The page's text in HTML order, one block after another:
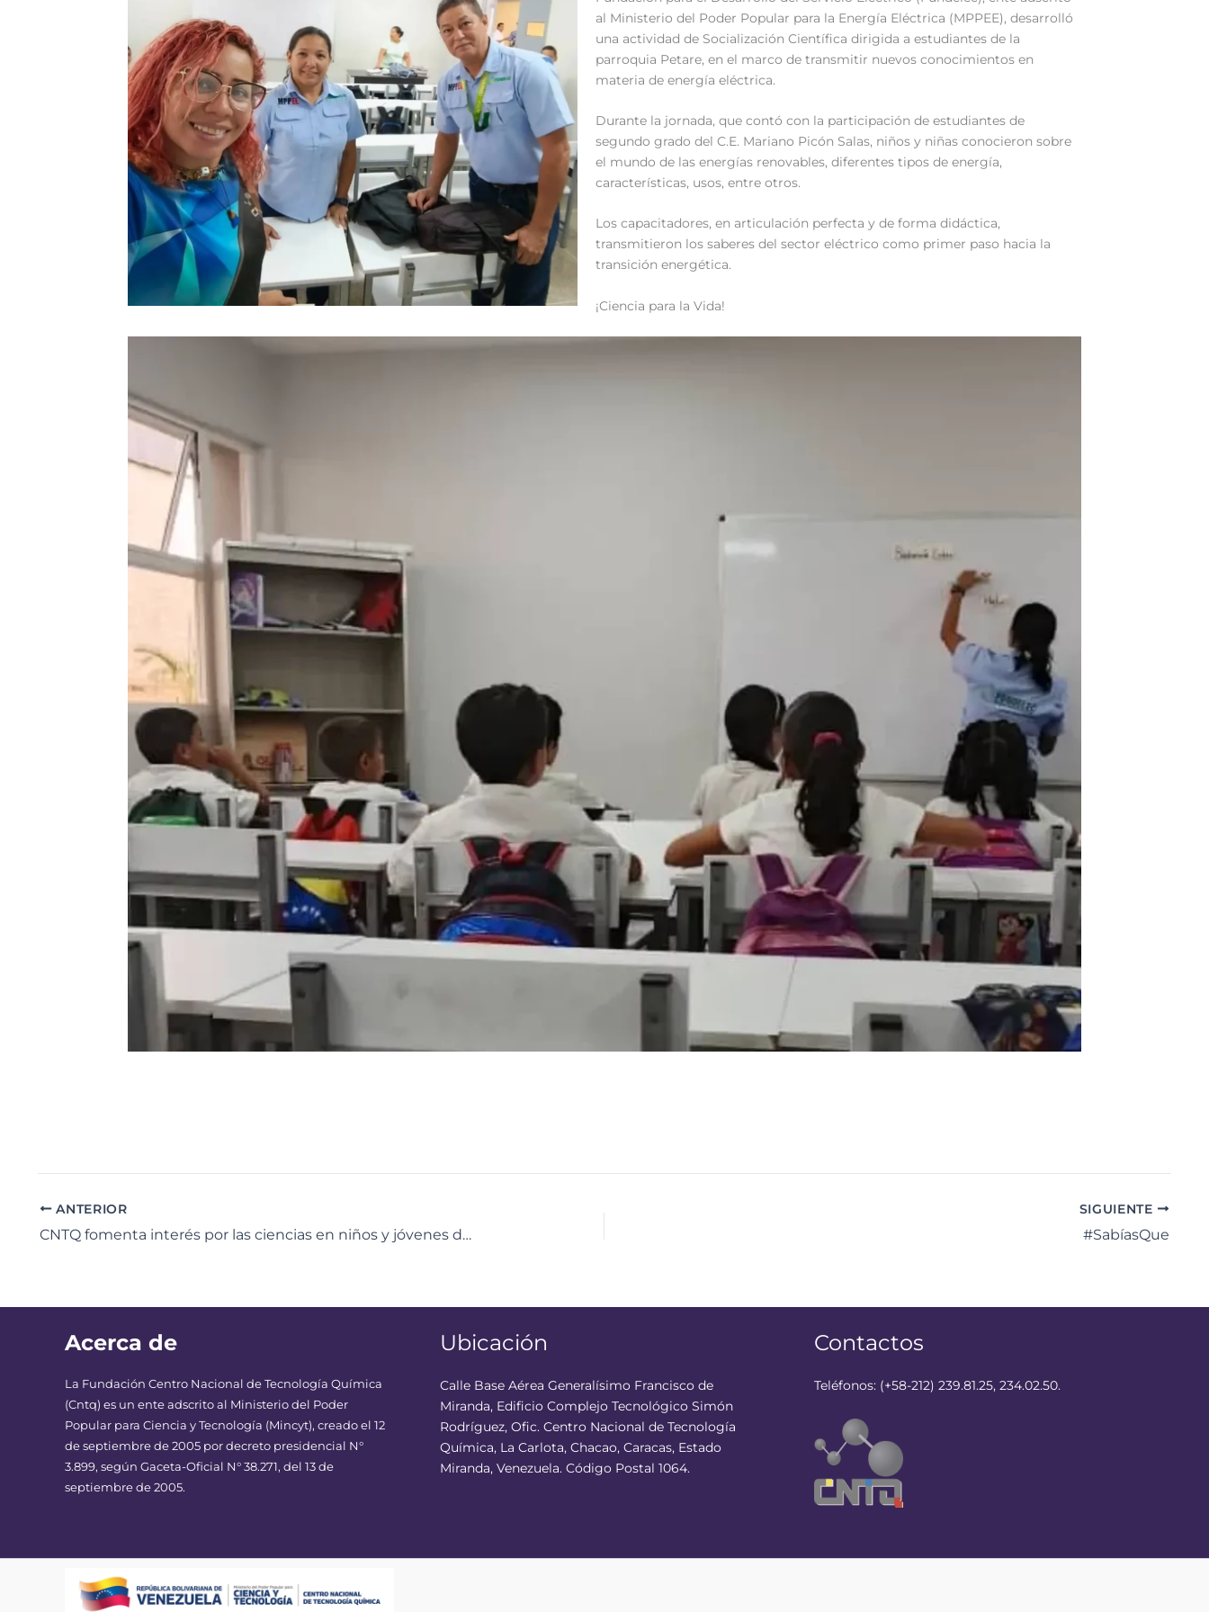
al Ministerio del Poder Popular para la Energía Eléctrica (MPPEE), desarrolló
una actividad de Socialización Científica dirigida a estudiantes de la
parroquia Petare, en el marco de transmitir nuevos conocimientos en
materia de energía eléctrica.
Durante la jornada, que contó con la participación de estudiantes de
segundo grado del C.E. Mariano Picón Salas, niños y niñas conocieron sobre
el mundo de las energías renovables, diferentes tipos de energía,
características, usos, entre otros.
Los capacitadores, en articulación perfecta y de forma didáctica,
transmitieron los saberes del sector eléctrico como primer paso hacia la
transición energética.
¡Ciencia para la Vida!
ANTERIOR
CNTQ fomenta interés por las ciencias en niños y jóvenes de los Altos Mirandinos
SIGUIENTE
#SabíasQue
Acerca de
La Fundación Centro Nacional de Tecnología Química
(Cntq) es un ente adscrito al Ministerio del Poder
Popular para Ciencia y Tecnología (Mincyt), creado el 12
de septiembre de 2005 por decreto presidencial N°
3.899, según Gaceta-Oficial N° 38.271, del 13 de
septiembre de 2005.
Ubicación
Calle Base Aérea Generalísimo Francisco de
Miranda, Edificio Complejo Tecnológico Simón
Rodríguez, Ofic. Centro Nacional de Tecnología
Química, La Carlota, Chacao, Caracas, Estado
Miranda, Venezuela. Código Postal 1064.
Contactos
Teléfonos: (+58-212) 239.81.25, 234.02.50.